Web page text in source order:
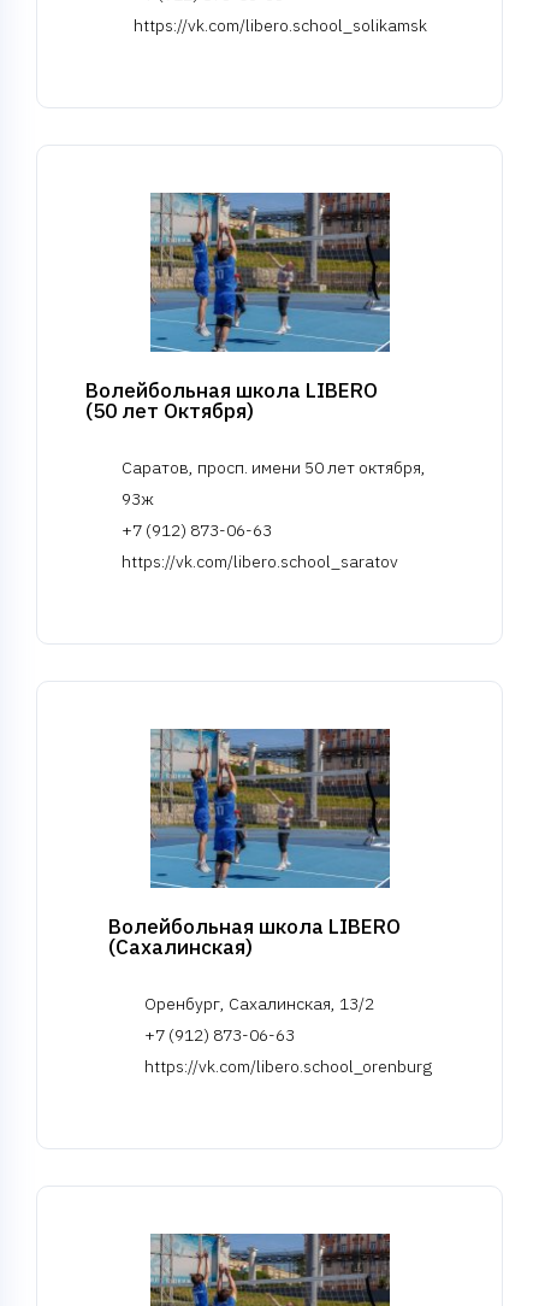
https://vk.com/libero.school_solikamsk
Волейбольная школа LIBERO
(50 лет Октября)
Саратов, просп. имени 50 лет октября,
93ж
+7 (912) 873-06-63
https://vk.com/libero.school_saratov
Волейбольная школа LIBERO
(Сахалинская)
Оренбург, Сахалинская, 13/2
+7 (912) 873-06-63
https://vk.com/libero.school_orenburg